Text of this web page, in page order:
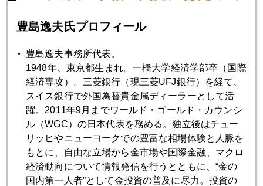
2021年12月24日
中国共産党支配下の中国人民銀行、苦肉の利下げ
2021年12月24日
オミクロン株に楽観的な市場
2021年12月22日
日経、連日の日本株危機論
豊島逸夫氏プロフィール
豊島逸夫事務所代表。
1948年、東京都生まれ。一橋大学経済学部卒（国際
経済専攻）。三菱銀行（現三菱UFJ銀行）を経て、
スイス銀行で外国為替貴金属ディーラーとして活
躍。2011年9月までワールド・ゴールド・カウンシ
ル（WGC）の日本代表を務める。独立後はチュー
リッヒやニューヨークでの豊富な相場体験と人脈を
もとに、自由な立場から金市場や国際金融、マクロ
経済動向について情報発信を行うとともに、“金の
国内第一人者”として金投資の普及に尽力。投資の